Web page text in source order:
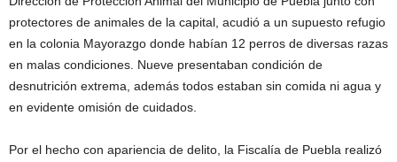
protectores de animales de la capital, acudió a un supuesto refugio
en la colonia Mayorazgo donde habían 12 perros de diversas razas
en malas condiciones. Nueve presentaban condición de
desnutrición extrema, además todos estaban sin comida ni agua y
en evidente omisión de cuidados.
Por el hecho con apariencia de delito, la Fiscalía de Puebla realizó